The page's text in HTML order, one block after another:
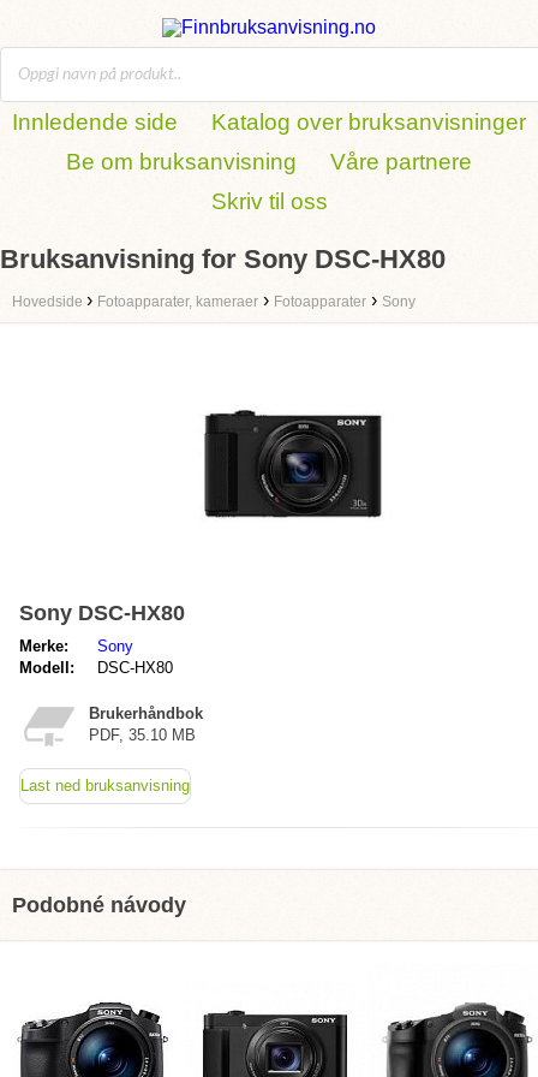
Innledende side
Katalog over bruksanvisninger
Be om bruksanvisning
Våre partnere
Skriv til oss
Bruksanvisning for Sony DSC-HX80
Hovedside › Fotoapparater, kameraer › Fotoapparater › Sony
Sony DSC-HX80
Merke:
Sony
Modell:
DSC-HX80
Brukerhåndbok
PDF, 35.10 MB
Last ned bruksanvisning
Podobné návody